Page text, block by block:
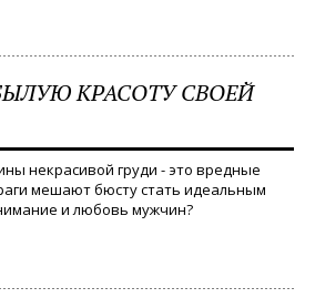
КРАСОТУ СВОЕЙ
некрасивой груди - это вредные
мешают бюсту стать идеальным
и любовь мужчин?